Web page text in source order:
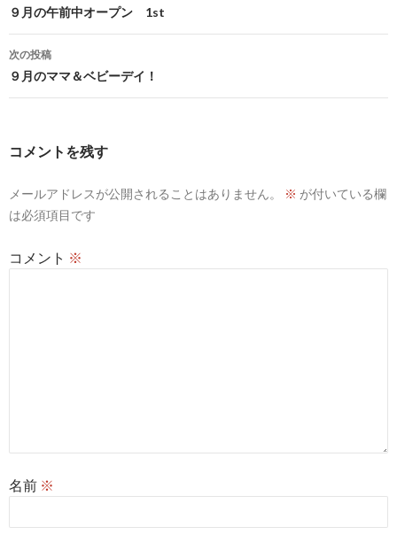
稿
ナ
ビ
ョ
９月の午前中オープン 1st
次の投稿
９月のママ＆ベビーデイ！
コメントを残す
メールアドレスが公開されることはありません。 ※ が付いている欄
は必須項目です
コメント ※
名前 ※